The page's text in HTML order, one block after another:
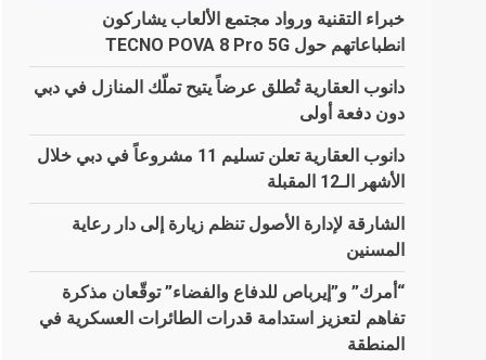
خبراء التقنية ورواد مجتمع الألعاب يشاركون
انطباعاتهم حول TECNO POVA 8 Pro 5G
دانوب العقارية تُطلق عرضاً يتيح تملّك المنازل في دبي
دون دفعة أولى
دانوب العقارية تعلن تسليم 11 مشروعاً في دبي خلال
الأشهر الـ12 المقبلة
الشارقة لإدارة الأصول تنظم زيارة إلى دار رعاية
المسنين
“أمرك” و”إيرباص للدفاع والفضاء” توقّعان مذكرة
تفاهم لتعزيز استدامة قدرات الطائرات العسكرية في
المنطقة